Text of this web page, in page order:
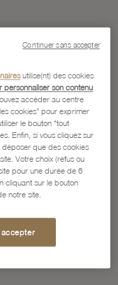
utilise(nt) des cookies
personnaliser son contenu
accéder au centre
cookies” pour exprimer
le bouton "tout
Enfin, si vous cliquez sur
déposer que des cookies
Votre choix (refus ou
pour une durée de 6
cliquant sur le bouton
notre site.
accepter
Continuer sans accepter